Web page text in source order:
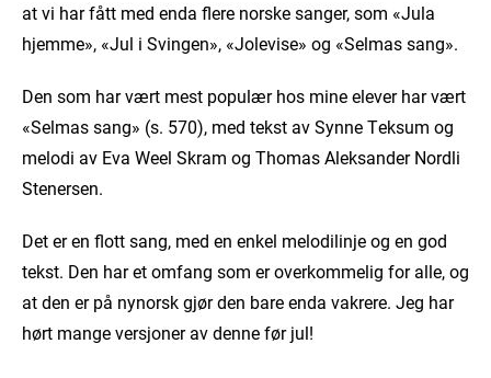
at vi har fått med enda flere norske sanger, som «Jula
hjemme», «Jul i Svingen», «Jolevise» og «Selmas sang».
Den som har vært mest populær hos mine elever har vært
«Selmas sang» (s. 570), med tekst av Synne Teksum og
melodi av Eva Weel Skram og Thomas Aleksander Nordli
Stenersen.
Det er en flott sang, med en enkel melodilinje og en god
tekst. Den har et omfang som er overkommelig for alle, og
at den er på nynorsk gjør den bare enda vakrere. Jeg har
hørt mange versjoner av denne før jul!